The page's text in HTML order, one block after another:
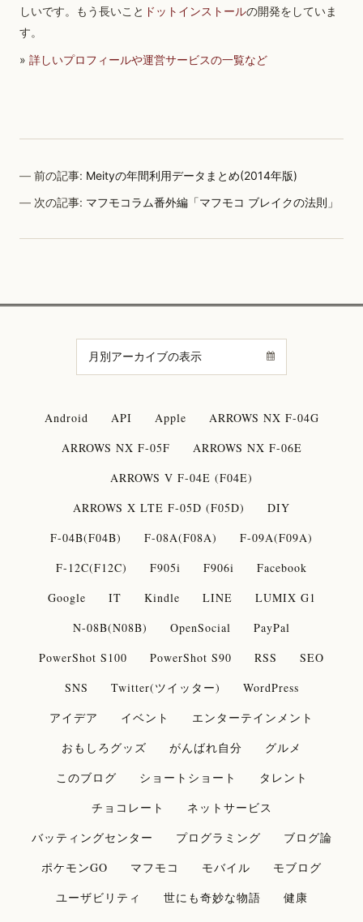
しいです。もう長いこと ドットインストールの開発をしていま
す。
» 詳しいプロフィールや運営サービスの一覧など
前の記事: Meityの年間利用データまとめ(2014年版)
次の記事: マフモコラム番外編「マフモコ ブレイクの法則」
Android API Apple
ARROWS NX F-04G
ARROWS NX F-05F
ARROWS NX F-06E
ARROWS V F-04E (F04E)
ARROWS X LTE F-05D (F05D)
DIY
F-04B(F04B)
F-08A(F08A)
F-09A(F09A)
F-12C(F12C)
F905i F906i
Facebook
Google
IT Kindle LINE
LUMIX G1
N-08B(N08B)
OpenSocial
PayPal
PowerShot S100
PowerShot S90 RSS
SEO
SNS
Twitter(ツイッター)
WordPress
アイデア
イベント
エンターテインメント
おもしろグッズ
がんばれ自分
グルメ
このブログ
ショートショート
タレント
チョコレート
ネットサービス
バッティングセンター
プログラミング
ブログ論
ポケモンGO
マフモコ モバイル
モブログ
ユーザビリティ
世にも奇妙な物語
健康